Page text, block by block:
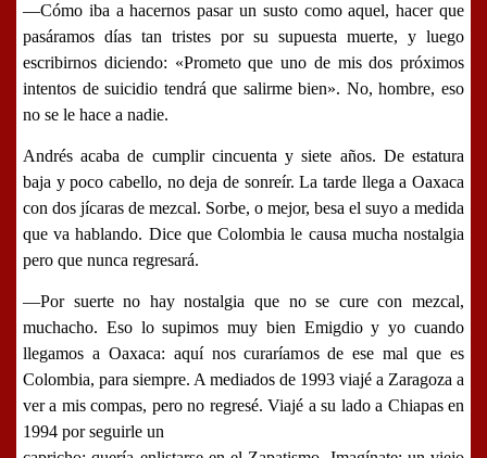
―Cómo iba a hacernos pasar un susto como aquel, hacer que
pasáramos días tan tristes por su supuesta muerte, y luego
escribirnos diciendo: «Prometo que uno de mis dos próximos
intentos de suicidio tendrá que salirme bien». No, hombre, eso
no se le hace a nadie.
Andrés acaba de cumplir cincuenta y siete años. De estatura
baja y poco cabello, no deja de sonreír. La tarde llega a Oaxaca
con dos jícaras de mezcal. Sorbe, o mejor, besa el suyo a medida
que va hablando. Dice que Colombia le causa mucha nostalgia
pero que nunca regresará.
―Por suerte no hay nostalgia que no se cure con mezcal,
muchacho. Eso lo supimos muy bien Emigdio y yo cuando
llegamos a Oaxaca: aquí nos curaríamos de ese mal que es
Colombia, para siempre. A mediados de 1993 viajé a Zaragoza a
ver a mis compas, pero no regresé. Viajé a su lado a Chiapas en
1994 por seguirle un